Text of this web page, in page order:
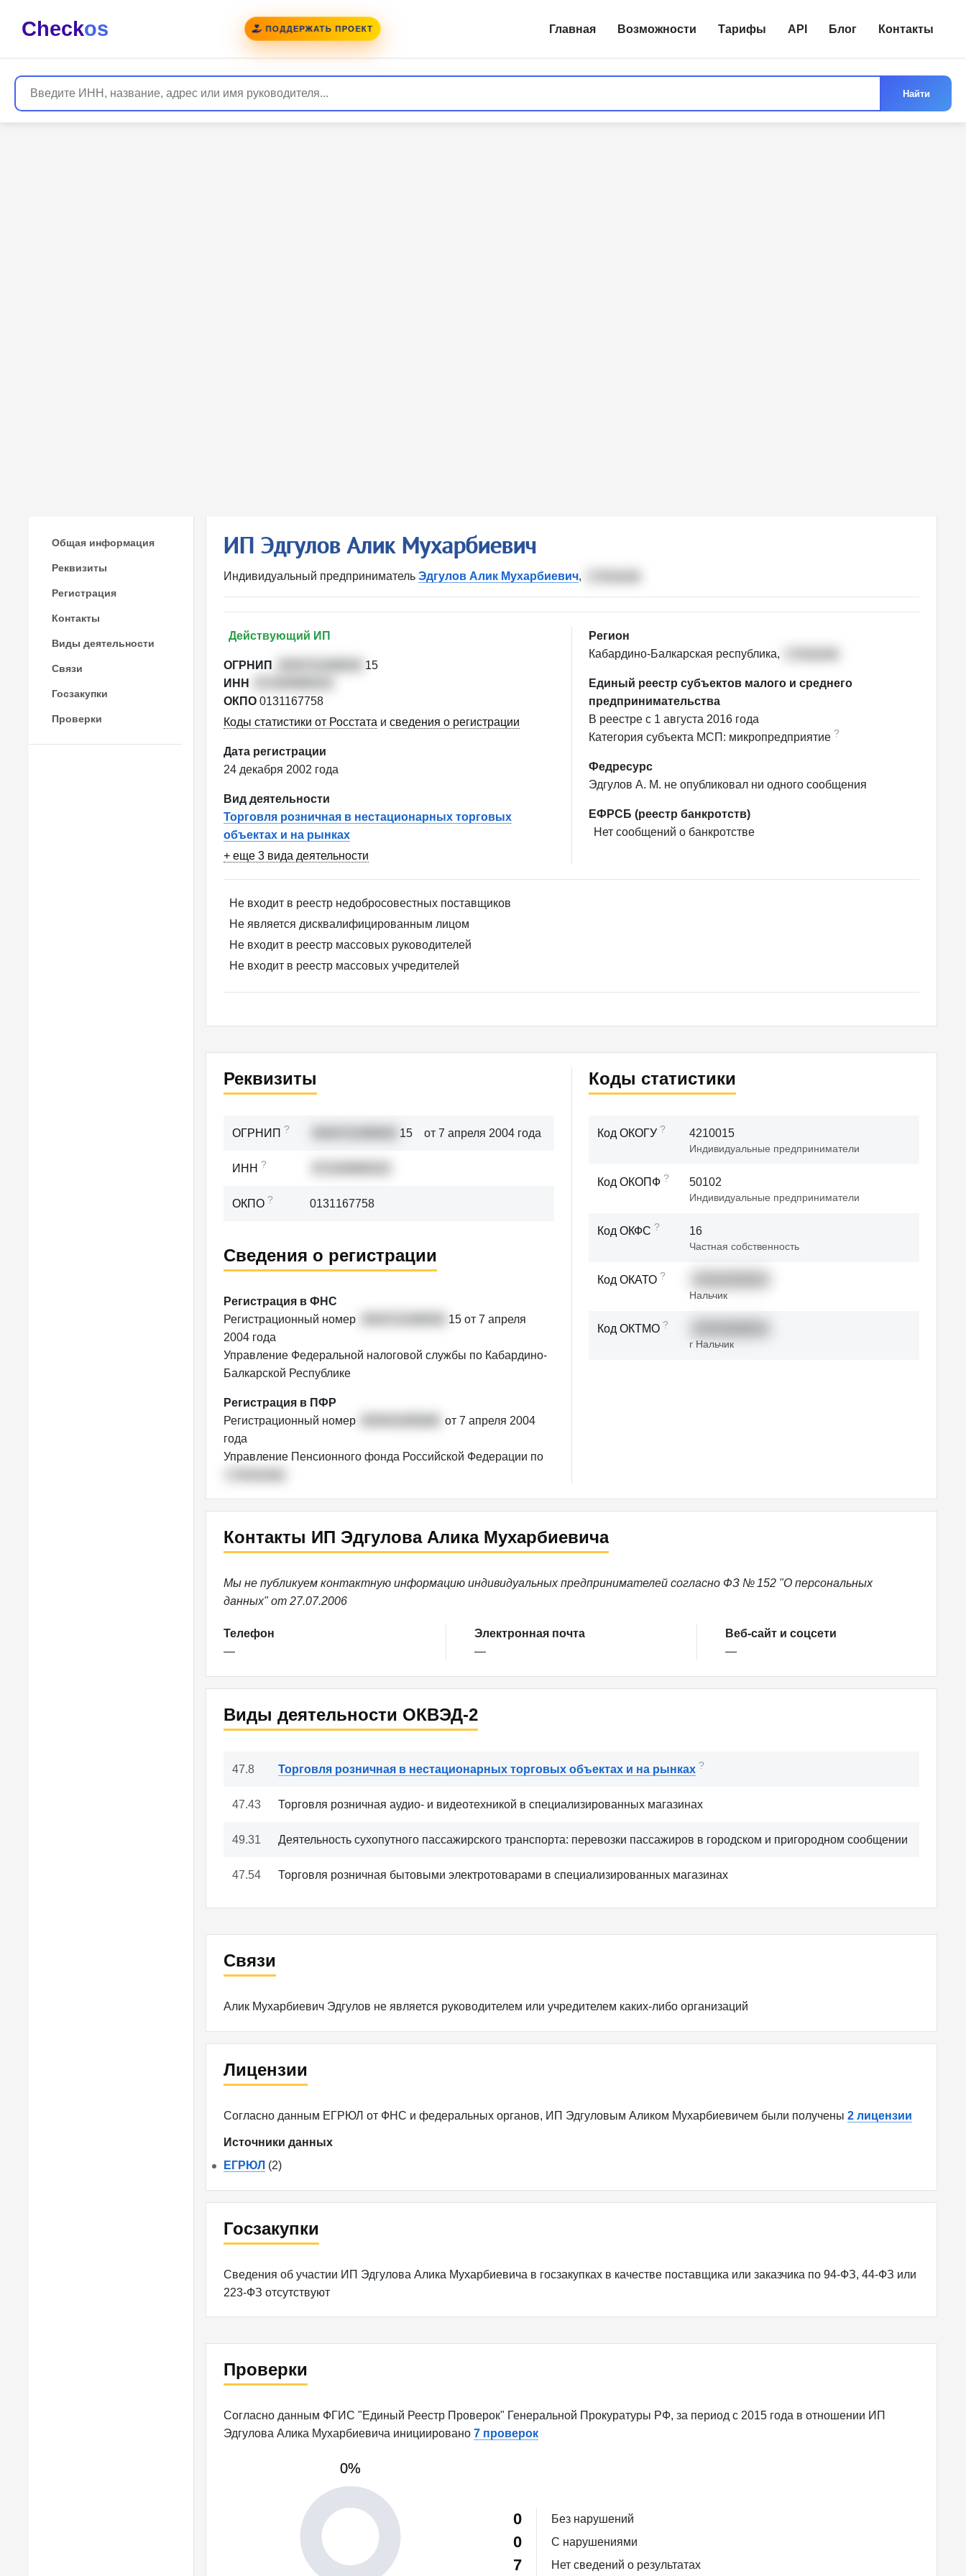
Checkos ПОДДЕРЖАТЬ ПРОЕКТ Главная Возможности Тарифы API Блог Контакты
Найти
Общая информация
Реквизиты
Регистрация
Контакты
Виды деятельности
Связи
Госзакупки
Проверки
ИП Эдгулов Алик Мухарбиевич
Индивидуальный предприниматель Эдгулов Алик Мухарбиевич,
Действующий ИП
ОГРНИП
15
ИНН
ОКПО 0131167758
Коды статистики от Росстата и сведения о регистрации
Дата регистрации
24 декабря 2002 года
Вид деятельности
Торговля розничная в нестационарных торговых
объектах и на рынках
+ еще 3 вида деятельности
Регион
Кабардино-Балкарская республика,
Единый реестр субъектов малого и среднего
предпринимательства
В реестре с 1 августа 2016 года
Категория субъекта МСП: микропредприятие ?
Федресурс
Эдгулов А. М. не опубликовал ни одного сообщения
ЕФРСБ (реестр банкротств)
Нет сообщений о банкротстве
Не входит в реестр недобросовестных поставщиков
Не является дисквалифицированным лицом
Не входит в реестр массовых руководителей
Не входит в реестр массовых учредителей
Реквизиты
ОГРНИП ? 15 от 7 апреля 2004 года
ИНН ?
ОКПО ? 0131167758
Сведения о регистрации
Регистрация в ФНС
Регистрационный номер
15 от 7 апреля
2004 года
Управление Федеральной налоговой службы по Кабардино-
Балкарской Республике
Регистрация в ПФР
Регистрационный номер
от 7 апреля 2004
года
Управление Пенсионного фонда Российской Федерации по
Коды статистики
Код ОКОГУ ? 4210015
Индивидуальные предприниматели
Код ОКОПФ ? 50102
Индивидуальные предприниматели
Код ОКФС ? 16
Частная собственность
Код ОКАТО ?
Нальчик
Код ОКТМО ?
г Нальчик
Контакты ИП Эдгулова Алика Мухарбиевича
Мы не публикуем контактную информацию индивидуальных предпринимателей согласно ФЗ № 152 "О персональных
данных" от 27.07.2006
Телефон
—
Электронная почта
—
Веб-сайт и соцсети
—
Виды деятельности ОКВЭД-2
47.8 Торговля розничная в нестационарных торговых объектах и на рынках ?
47.43 Торговля розничная аудио- и видеотехникой в специализированных магазинах
49.31 Деятельность сухопутного пассажирского транспорта: перевозки пассажиров в городском и пригородном сообщении
47.54 Торговля розничная бытовыми электротоварами в специализированных магазинах
Связи
Алик Мухарбиевич Эдгулов не является руководителем или учредителем каких-либо организаций
Лицензии
Согласно данным ЕГРЮЛ от ФНС и федеральных органов, ИП Эдгуловым Аликом Мухарбиевичем были получены 2 лицензии
Источники данных
ЕГРЮЛ (2)
Госзакупки
Сведения об участии ИП Эдгулова Алика Мухарбиевича в госзакупках в качестве поставщика или заказчика по 94-ФЗ, 44-ФЗ или
223-ФЗ отсутствуют
Проверки
Согласно данным ФГИС "Единый Реестр Проверок" Генеральной Прокуратуры РФ, за период с 2015 года в отношении ИП
Эдгулова Алика Мухарбиевича инициировано 7 проверок
0%
0%
0
0
7
Без нарушений
С нарушениями
Нет сведений о результатах